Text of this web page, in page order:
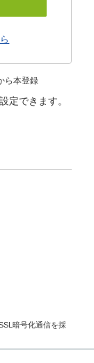
ら本登録
定できます。
暗号化通信を採